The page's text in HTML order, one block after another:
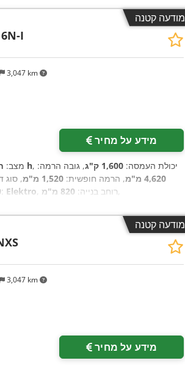
מודעה קטנה
3,047 km
I
מידע על מחיר
מצב: 5 h , יכולת העמסה: 1,600 ק"ג
, גובה הרמה:
4,620 מ"מ
, הרמה חופשית: 1,520 מ"מ , סוג
, סוג הנעה: Elektro , רוחב בנייה: 820 מ"מ ,
מודעה קטנה
3,047 km
מידע על מחיר